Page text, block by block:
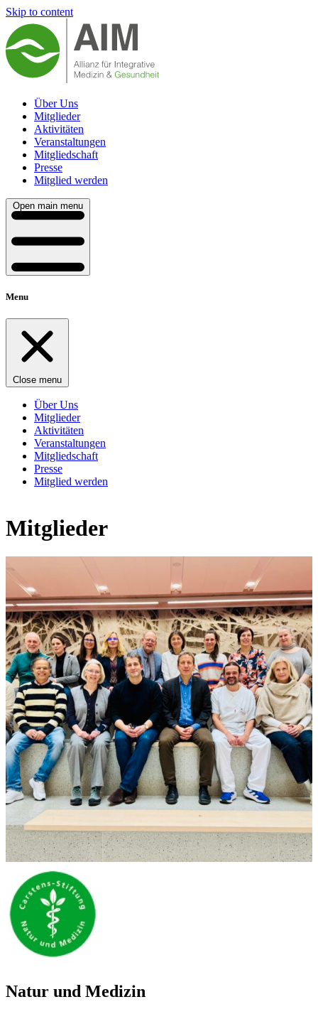
Skip to content
Über Uns
Mitglieder
Aktivitäten
Veranstaltungen
Mitgliedschaft
Presse
Mitglied werden
Open main menu
Menu
Close menu
Über Uns
Mitglieder
Aktivitäten
Veranstaltungen
Mitgliedschaft
Presse
Mitglied werden
Mitglieder
Natur und Medizin